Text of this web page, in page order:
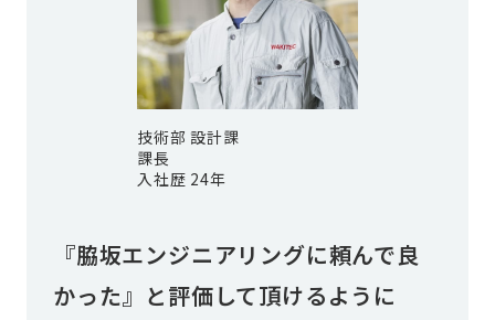
技術部 設計課
課長
入社歴 24年
『脇坂エンジニアリングに頼んで良
かった』と評価して頂けるように